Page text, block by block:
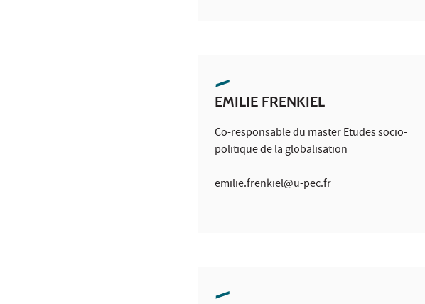
EMILIE FRENKIEL
Co-responsable du master Etudes socio-
politique de la globalisation
emilie.frenkiel@u-pec.fr